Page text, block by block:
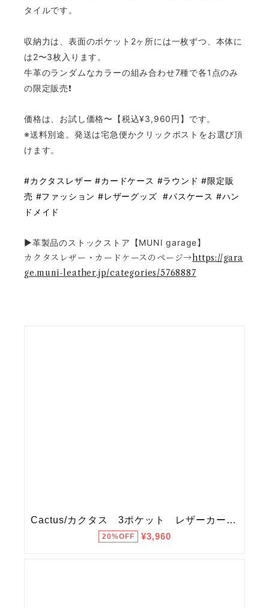
タイルです。
収納力は、表面のポケット2ヶ所には一枚ずつ、本体に
は2〜3枚入ります。
牛革のランダムなカラーの組み合わせ7種で各1点のみ
の限定販売❗️
価格は、お試し価格〜【税込¥3,960円】です。
※送料別途。発送は宅急便かクリックポストをお選び頂
けます。
#カクタスレザー #カードケース #ラウンド #限定販
売 #ファッション #レザーグッズ #パスケース #ハン
ドメイド
▶️革製品のストックストア【MUNI garage】
カクタスレザー・カードケースのページ→https://gara
ge.muni-leather.jp/categories/5768887